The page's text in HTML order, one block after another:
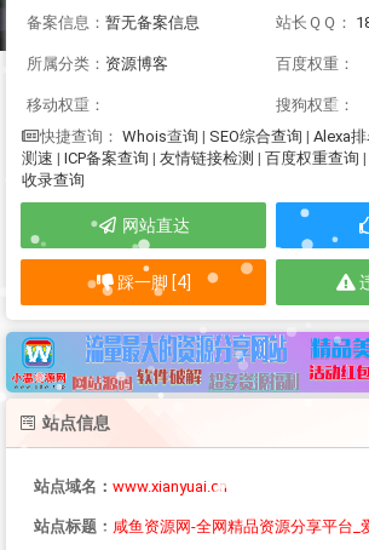
备案信息： 暂无备案信息 站长ＱＱ：
所属分类： 资源博客 百度权重：
移动权重： 搜狗权重：
快捷查询： Whois查询 | SEO综合查询 | Alexa
测速 | ICP备案查询 | 友情链接检测 | 百度权重查询 |
收录查询
网站直达
踩一脚 [4]
站点信息
站点域名： www.xianyuai.cn
站点标题： 咸鱼资源网-全网精品资源分享平台_